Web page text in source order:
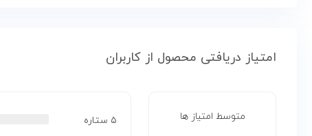
امتیاز دریافتی محصول از کاربران
متوسط امتیاز ها ۵ ستاره